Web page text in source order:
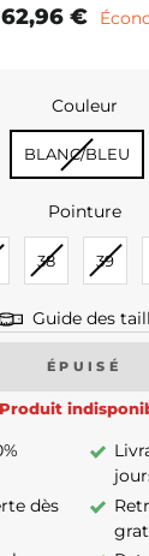
Prix
62,96 €
Couleur
BLANC/BLEU
Pointure
38 39
Guide des
ÉPUISÉ
Produit
dès